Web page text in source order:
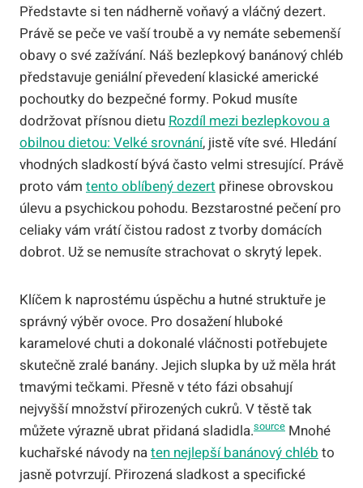
Představte si ten nádherně voňavý a vláčný dezert.
Právě se peče ve vaší troubě a vy nemáte sebemenší
obavy o své zažívání. Náš bezlepkový banánový chléb
představuje geniální převedení klasické americké
pochoutky do bezpečné formy. Pokud musíte
dodržovat přísnou dietu Rozdíl mezi bezlepkovou a
obilnou dietou: Velké srovnání, jistě víte své. Hledání
vhodných sladkostí bývá často velmi stresující. Právě
proto vám tento oblíbený dezert přinese obrovskou
úlevu a psychickou pohodu. Bezstarostné pečení pro
celiaky vám vrátí čistou radost z tvorby domácích
dobrot. Už se nemusíte strachovat o skrytý lepek.
Klíčem k naprostému úspěchu a hutné struktuře je
správný výběr ovoce. Pro dosažení hluboké
karamelové chuti a dokonalé vláčnosti potřebujete
skutečně zralé banány. Jejich slupka by už měla hrát
tmavými tečkami. Přesně v této fázi obsahují
nejvyšší množství přirozených cukrů. V těstě tak
můžete výrazně ubrat přidaná sladidla.source Mnohé
kuchařské návody naten nejlepší banánový chléb to
jasně potvrzují. Přirozená sladkost a specifické